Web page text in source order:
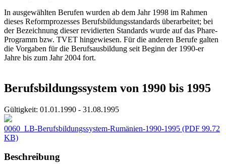
In ausgewählten Berufen wurden ab dem Jahr 1998 im Rahmen
dieses Reformprozesses Berufsbildungsstandards überarbeitet; bei
der Bezeichnung dieser revidierten Standards wurde auf das Phare-
Programm bzw. TVET hingewiesen. Für die anderen Berufe galten
die Vorgaben für die Berufsausbildung seit Beginn der 1990-er
Jahre bis zum Jahr 2004 fort.
Berufsbildungssystem von 1990 bis 1995
Gültigkeit: 01.01.1990 - 31.08.1995
0060_LB-Berufsbildungssystem-Rumänien-1990-1995 (PDF 99.72
KB)
Beschreibung